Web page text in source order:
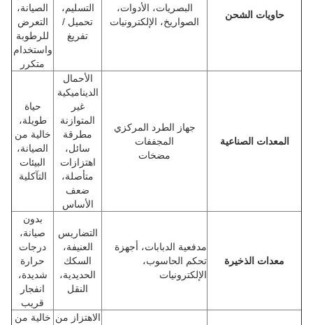
حاويات الشحن
البصريات، الأدوات،
الصواريخ، الإلكترونيات
التسليم،
تحميل /
تفريغ
الصيانة،
التعرض
للرطوبة
واستخدام
متكرر
المعدات الصناعية
جهاز الطرد المركزي
المجففات
مضخات
الأحمال
الديناميكية
غير
المتوازنة
مطرقة
سائل،
اهتزازات
متأصلة،
ضعف
الأساس
حياة
طويلة،
خالية من
الصيانة،
البيئات
التآكلية
معدات الذخيرة
مدفعية الدبابات، أجهزة
تحكم الحاسوب،
الإلكترونيات
التضاريس
العنيفة،
السكك
الحديدية،
النقل
بدون
صيانة،
درجات
حرارة
شديدة،
انفجار
قريب
الاهتزاز من
خالية من